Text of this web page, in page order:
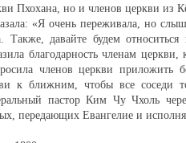
Пхохана, но и членов церкви из
«Я очень переживала, но
Также, давайте будем
благодарность членам
членов церкви приложить
к ближним, чтобы все соседи
пастор Ким Чу Чхоль
передающих Евангелие и